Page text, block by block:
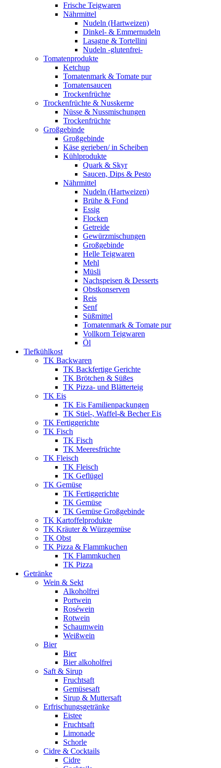
Frische Teigwaren
Nährmittel
Nudeln (Hartweizen)
Dinkel- & Emmernudeln
Lasagne & Tortellini
Nudeln -glutenfrei-
Tomatenprodukte
Ketchup
Tomatenmark & Tomate pur
Tomatensaucen
Trockenfrüchte
Trockenfrüchte & Nusskerne
Nüsse & Nussmischungen
Trockenfrüchte
Großgebinde
Großgebinde
Käse gerieben/ in Scheiben
Kühlprodukte
Quark & Skyr
Saucen, Dips & Pesto
Nährmittel
Nudeln (Hartweizen)
Brühe & Fond
Essig
Flocken
Getreide
Gewürzmischungen
Großgebinde
Helle Teigwaren
Mehl
Müsli
Nachspeisen & Desserts
Obstkonserven
Reis
Senf
Süßmittel
Tomatenmark & Tomate pur
Vollkorn Teigwaren
Öl
Tiefkühlkost
TK Backwaren
TK Backfertige Gerichte
TK Brötchen & Süßes
TK Pizza- und Blätterteig
TK Eis
TK Eis Familienpackungen
TK Stiel-, Waffel-& Becher Eis
TK Fertiggerichte
TK Fisch
TK Fisch
TK Meeresfrüchte
TK Fleisch
TK Fleisch
TK Geflügel
TK Gemüse
TK Fertiggerichte
TK Gemüse
TK Gemüse Großgebinde
TK Kartoffelprodukte
TK Kräuter & Würzgemüse
TK Obst
TK Pizza & Flammkuchen
TK Flammkuchen
TK Pizza
Getränke
Wein & Sekt
Alkoholfrei
Portwein
Roséwein
Rotwein
Schaumwein
Weißwein
Bier
Bier
Bier alkoholfrei
Saft & Sirup
Fruchtsaft
Gemüsesaft
Sirup & Muttersaft
Erfrischungsgetränke
Eistee
Fruchtsaft
Limonade
Schorle
Cidre & Cocktails
Cidre